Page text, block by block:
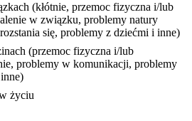
(kłótnie, przemoc fizyczna i/lub
w związku, problemy natury
się, problemy z dziećmi i inne)
(przemoc fizyczna i/lub
problemy w komunikacji, problemy
życiu